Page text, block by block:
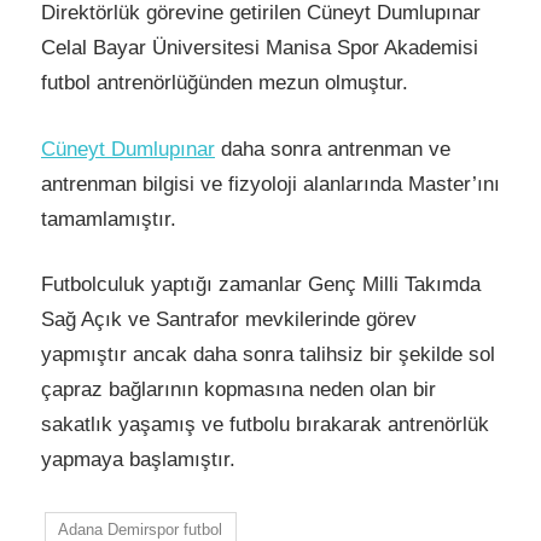
Direktörlük görevine getirilen Cüneyt Dumlupınar
Celal Bayar Üniversitesi Manisa Spor Akademisi
futbol antrenörlüğünden mezun olmuştur.
Cüneyt Dumlupınar daha sonra antrenman ve
antrenman bilgisi ve fizyoloji alanlarında Master’ını
tamamlamıştır.
Futbolculuk yaptığı zamanlar Genç Milli Takımda
Sağ Açık ve Santrafor mevkilerinde görev
yapmıştır ancak daha sonra talihsiz bir şekilde sol
çapraz bağlarının kopmasına neden olan bir
sakatlık yaşamış ve futbolu bırakarak antrenörlük
yapmaya başlamıştır.
Adana Demirspor futbol